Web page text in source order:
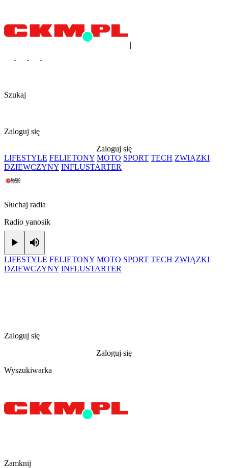
|
Szukaj
Zaloguj się
Zaloguj się
LIFESTYLE FELIETONY MOTO SPORT TECH ZWIĄZKI
DZIEWCZYNY INFLUSTARTER
Słuchaj radia
Radio yanosik
Play
LIFESTYLE FELIETONY MOTO SPORT TECH ZWIĄZKI
DZIEWCZYNY INFLUSTARTER
Zaloguj się
Zaloguj się
Wyszukiwarka
Zamknij